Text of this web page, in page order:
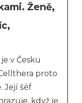
Ženě,
v Česku
proto
Její šéf
když je